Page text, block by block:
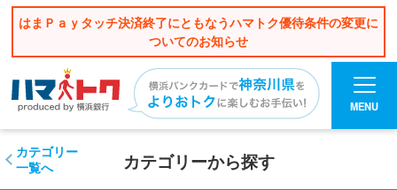
はまＰａｙタッチ決済終了にともなうハマトク優待条件の変更に
ついてのお知らせ
MENU
カテゴリーから探す
カテゴリー
一覧へ